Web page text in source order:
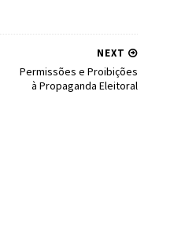
NEXT
Permissões e Proibições
à Propaganda Eleitoral